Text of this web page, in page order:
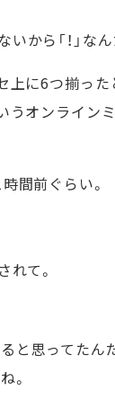
から「！」なん
上に6つ揃った
うオンライン
間前ぐらい。
れて。
と思ってたん
。